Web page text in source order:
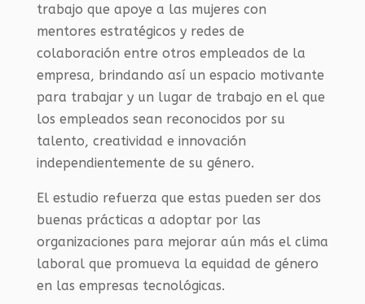
trabajo que apoye a las mujeres con
mentores estratégicos y redes de
colaboración entre otros empleados de la
empresa, brindando así un espacio motivante
para trabajar y un lugar de trabajo en el que
los empleados sean reconocidos por su
talento, creatividad e innovación
independientemente de su género.
El estudio refuerza que estas pueden ser dos
buenas prácticas a adoptar por las
organizaciones para mejorar aún más el clima
laboral que promueva la equidad de género
en las empresas tecnológicas.